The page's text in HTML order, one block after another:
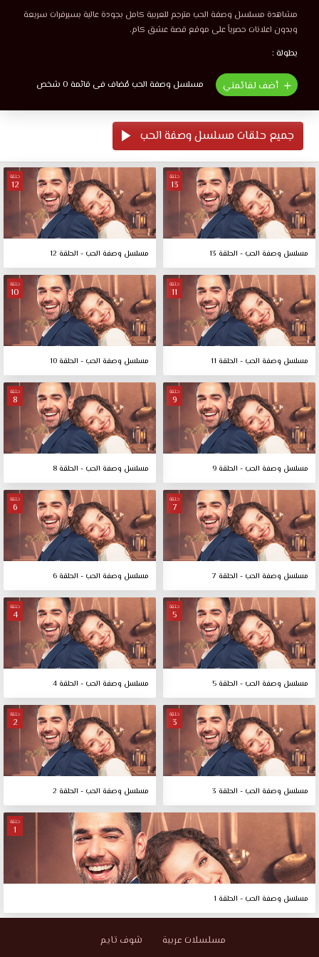
مشاهدة مسلسل وصفة الحب مترجم للعربية كامل بجودة عالية بسيرفرات سريعة
وبدون اعلانات حصرياً على موقع قصة عشق كام.
بطولة :
أضف لقائمتي مسلسل وصفة الحب مُضاف فى قائمة 0 شخص
جميع حلقات مسلسل وصفة الحب
حلقة
13
مسلسل وصفة الحب - الحلقة 13
حلقة
12
مسلسل وصفة الحب - الحلقة 12
حلقة
11
مسلسل وصفة الحب - الحلقة 11
حلقة
10
مسلسل وصفة الحب - الحلقة 10
حلقة
9
مسلسل وصفة الحب - الحلقة 9
حلقة
8
مسلسل وصفة الحب - الحلقة 8
حلقة
7
مسلسل وصفة الحب - الحلقة 7
حلقة
6
مسلسل وصفة الحب - الحلقة 6
حلقة
5
مسلسل وصفة الحب - الحلقة 5
حلقة
4
مسلسل وصفة الحب - الحلقة 4
حلقة
3
مسلسل وصفة الحب - الحلقة 3
حلقة
2
مسلسل وصفة الحب - الحلقة 2
حلقة
1
مسلسل وصفة الحب - الحلقة 1
مسلسلات عربية شوف تايم